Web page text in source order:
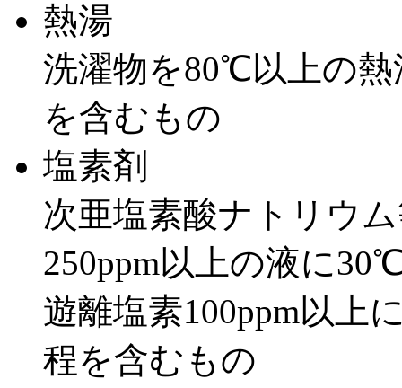
熱湯
洗濯物を80℃以上の熱
を含むもの
塩素剤
次亜塩素酸ナトリウ
250ppm以上の液に
遊離塩素100ppm以上
程を含むもの